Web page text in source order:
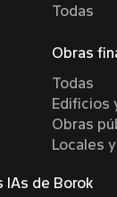
Todas
Obras
Todas
Edificios
Obras
Locales
IAs de Borok